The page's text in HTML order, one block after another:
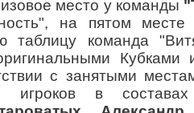
место у команды
на пятом месте
таблицу команда
Кубками
с занятыми
игроков в